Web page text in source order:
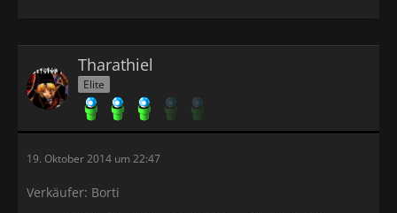
Tharathiel
Elite
19. Oktober 2014 um 22:47
Verkäufer: Borti